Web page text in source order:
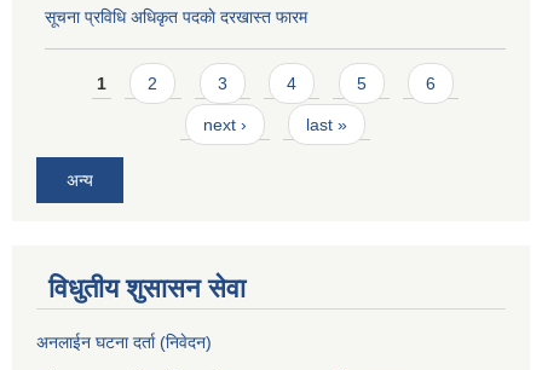
सूचना प्रविधि अधिकृत पदकाे दरखास्त फारम
Pages
1 2 3 4 5 6
next › last »
अन्य
विधुतीय शुसासन सेवा
अनलाईन घटना दर्ता (निवेदन)